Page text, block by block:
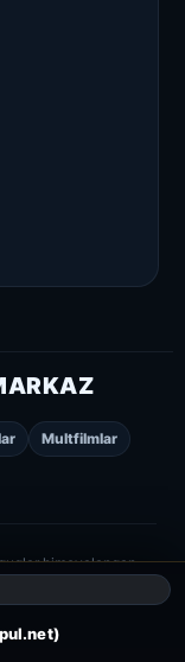
Multfilmlar
himoyalangan.